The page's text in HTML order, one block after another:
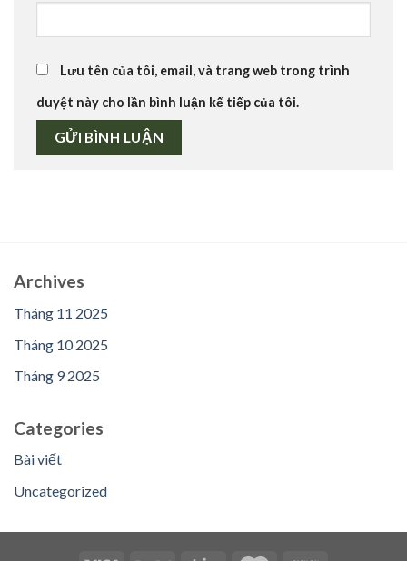
Lưu tên của tôi, email, và trang web trong trình
duyệt này cho lần bình luận kế tiếp của tôi.
Archives
Tháng 11 2025
Tháng 10 2025
Tháng 9 2025
Categories
Bài viết
Uncategorized